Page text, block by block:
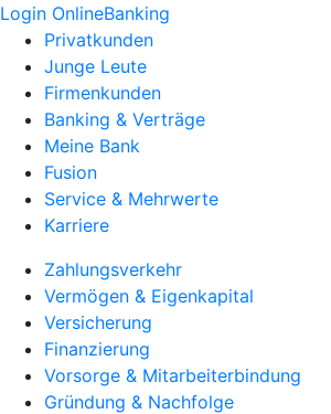
Login OnlineBanking
Privatkunden
Junge Leute
Firmenkunden
Banking & Verträge
Meine Bank
Fusion
Service & Mehrwerte
Karriere
Zahlungsverkehr
Vermögen & Eigenkapital
Versicherung
Finanzierung
Vorsorge & Mitarbeiterbindung
Gründung & Nachfolge